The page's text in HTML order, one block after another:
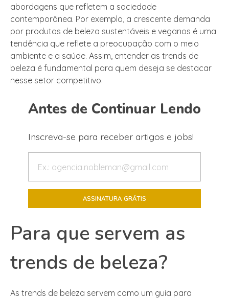
abordagens que refletem a sociedade
contemporânea. Por exemplo, a crescente demanda
por produtos de beleza sustentáveis e veganos é uma
tendência que reflete a preocupação com o meio
ambiente e a saúde. Assim, entender as trends de
beleza é fundamental para quem deseja se destacar
nesse setor competitivo.
Antes de Continuar Lendo
Inscreva-se para receber artigos e jobs!
Para que servem as
trends de beleza?
As trends de beleza servem como um guia para